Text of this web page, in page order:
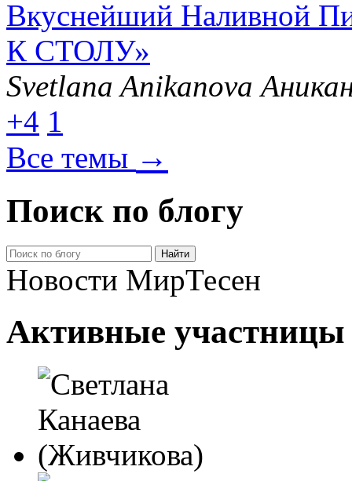
Вкуснейший Наливной
К СТОЛУ»
Svetlana Anikanova
+4 1
Все темы →
Поиск по блогу
Новости МирТесен
Активные участницы